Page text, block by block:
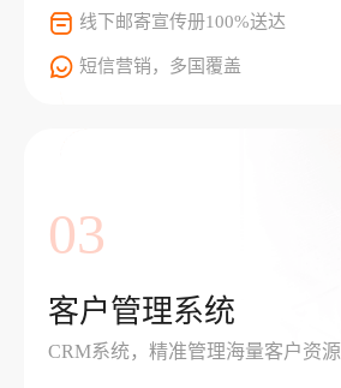
线下邮寄宣传册100%送达
短信营销，多国覆盖
03
客户管理系统
CRM系统，精准管理海量客户资源